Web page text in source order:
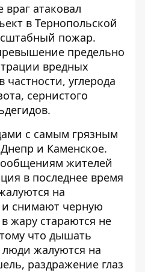
враг атаковал
в Тернопольской
пожар.
предельно
вредных
частности, углерода
сернистого
с самым грязным
и Каменское.
жителей
в последнее время
на
снимают черную
жару стараются не
что дышать
жалуются на
раздражение глаз